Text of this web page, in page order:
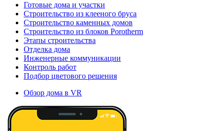
Готовые дома и участки
Строительство из клееного бруса
Строительство каменных домов
Строительство из блоков Porotherm
Этапы строительства
Отделка дома
Инженерные коммуникации
Контроль работ
Подбор цветового решения
Обзор дома в VR